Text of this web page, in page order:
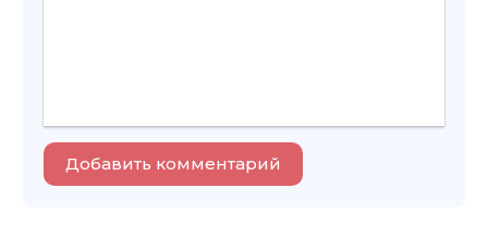
Добавить комментарий